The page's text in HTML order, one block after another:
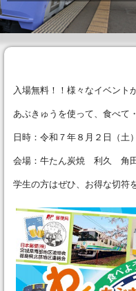
入場無料！！様々なイベント
あぶきゅうを使って、食べて
日時：令和７年８月２日（
会場：牛たん炭焼 利久 角田
学生の方はぜひ、お得な切符